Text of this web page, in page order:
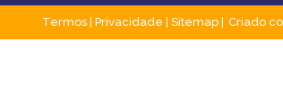
Termos | Privacidade | Sitemap Criado